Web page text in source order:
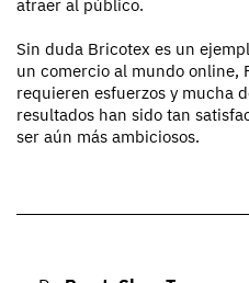
atraer al público.
Sin duda Bricotex es un
un comercio al mundo online,
requieren esfuerzos y mucha
resultados han sido tan
ser aún más ambiciosos.